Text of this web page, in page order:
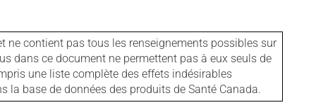
ne contient pas tous les renseignements possibles sur
dans ce document ne permettent pas à eux seuls de
une liste complète des effets indésirables
base de données des produits de Santé Canada.